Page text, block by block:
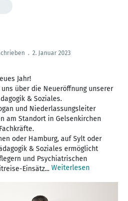
. 2. Januar 2023
Jahr!
über die Neueröffnung unserer
& Soziales.
und Niederlassungsleiter
am Standort in Gelsenkirchen
oder Hamburg, auf Sylt oder
& Soziales ermöglicht
und Psychiatrischen
Einsätz... Weiterlesen